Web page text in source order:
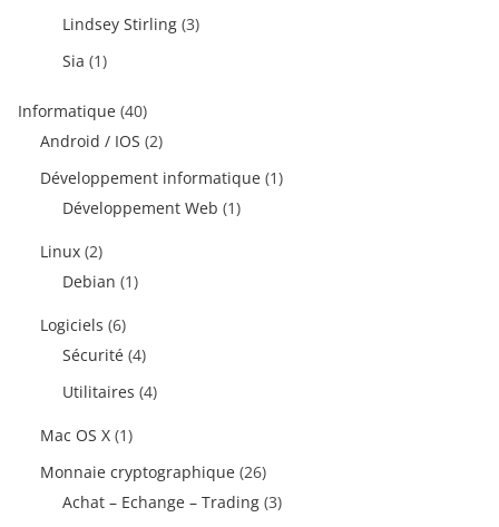
Lindsey Stirling (3)
Sia (1)
Informatique (40)
Android / IOS (2)
Développement informatique (1)
Développement Web (1)
Linux (2)
Debian (1)
Logiciels (6)
Sécurité (4)
Utilitaires (4)
Mac OS X (1)
Monnaie cryptographique (26)
Achat – Echange – Trading (3)